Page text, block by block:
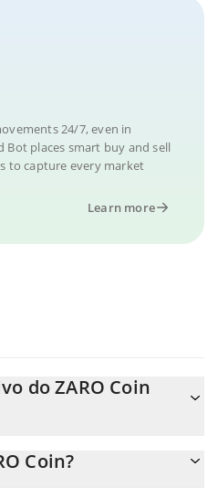
24/7, even in
Bot places smart buy and sell
to capture every market
Learn more
do ZARO Coin
Coin?